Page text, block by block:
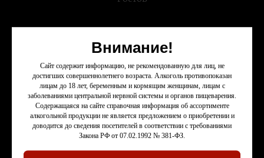
Внимание!
Сайт содержит информацию, не рекомендованную для лиц, не
достигших совершеннолетнего возраста. Алкоголь противопоказан
лицам до 18 лет, беременным и кормящим женщинам, лицам с
заболеваниями центральной нервной системы и органов пищеварения.
Содержащаяся на сайте справочная информация об ассортименте
алкогольной продукции не является предложением о приобретении и
доводится до сведения посетителей в соответствии с требованиями
Закона РФ от 07.02.1992 № 381-ФЗ.
Советов
1 августа, 18:30
Динамо
Махачкала –
Локомотив
РПЛ
1 августа, 20:45
Балтика –
Динамо